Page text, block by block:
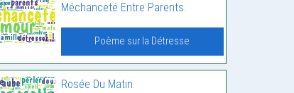
Méchanceté Entre Parents.
Poème sur la Détresse
Rosée Du Matin.